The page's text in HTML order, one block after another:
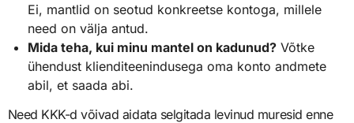
Ei, mantlid on seotud konkreetse kontoga, millele
need on välja antud.
Mida teha, kui minu mantel on kadunud? Võtke
ühendust klienditeenindusega oma konto andmete
abil, et saada abi.
Need KKK-d võivad aidata selgitada levinud muresid enne